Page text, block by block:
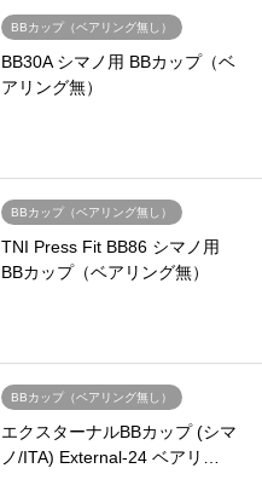
BBカップ（ベアリング無し）
BB30A シマノ用 BBカップ（ベ
アリング無）
BBカップ（ベアリング無し）
TNI Press Fit BB86 シマノ用
BBカップ（ベアリング無）
BBカップ（ベアリング無し）
エクスターナルBBカップ (シマ
ノ/ITA) External-24 ベアリ…